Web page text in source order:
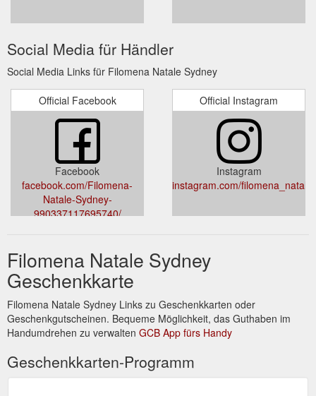
Social Media für Händler
Social Media Links für Filomena Natale Sydney
Official Facebook
Facebook
facebook.com/Filomena-
Natale-Sydney-
990337117695740/
Official Instagram
Instagram
instagram.com/
Filomena Natale Sydney
Geschenkkarte
Filomena Natale Sydney Links zu Geschenkkarten oder
Geschenkgutscheinen. Bequeme Möglichkeit, das Guthaben im
Handumdrehen zu verwalten GCB App fürs Handy
Geschenkkarten-Programm